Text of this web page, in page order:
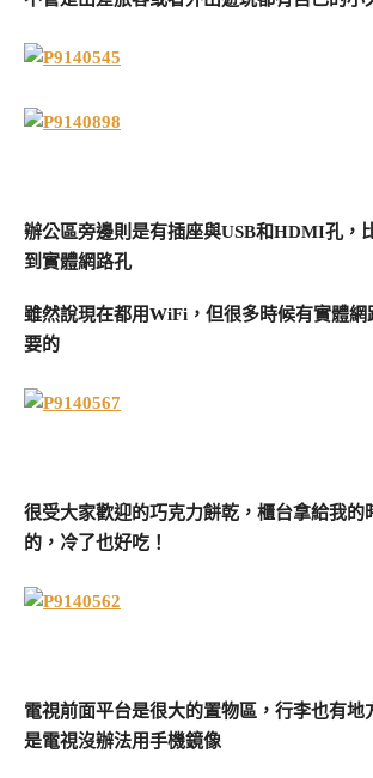
辦公區旁邊則是有插座與USB和HDMI孔，
到實體網路孔
雖然說現在都用WiFi，但很多時候有實體網
要的
很受大家歡迎的巧克力餅乾，櫃台拿給我的
的，冷了也好吃！
電視前面平台是很大的置物區，行李也有地
是電視沒辦法用手機鏡像